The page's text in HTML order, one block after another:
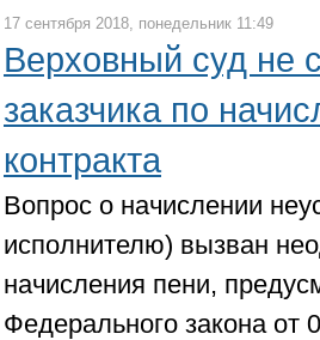
17 сентября 2018, понедельник 11:49
Верховный суд не
заказчика по
контракта
Вопрос о начислении
исполнителю) вызван
начисления пени,
Федерального закона от